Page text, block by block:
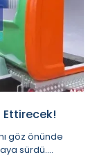
Ettirecek!
göz önünde
sürdü.